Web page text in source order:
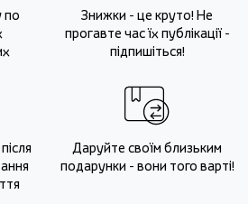
по
Знижки - це круто! Не
прогавте час їх публікації -
підпишіться!
Даруйте своїм близьким
подарунки - вони того варті!